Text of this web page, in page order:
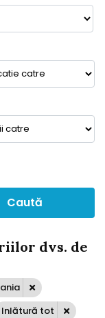
Caută
dvs. de
Inlătură tot